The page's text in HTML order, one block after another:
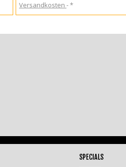
Versandkosten
*
SPECIALS